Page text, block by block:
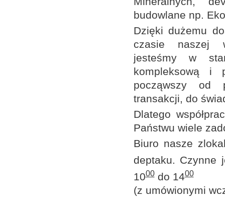
budowlane np.
Dzięki dużemu
czasie naszej
jesteśmy w
kompleksową i
począwszy od
transakcji, do
Dlatego
Państwu wiele
Biuro nasze
deptaku. Czynne
1000do 1400
(z umówionymi